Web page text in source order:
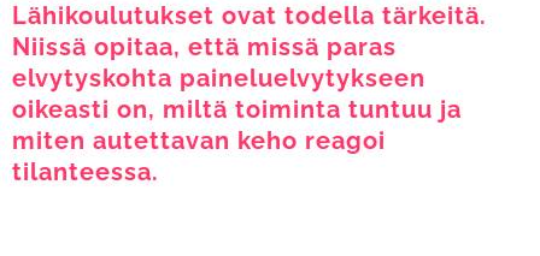
Lähikoulutukset ovat todella tärkeitä.
Niissä opitaa, että missä paras
elvytyskohta paineluelvytykseen
oikeasti on, miltä toiminta tuntuu ja
miten autettavan keho reagoi
tilanteessa.